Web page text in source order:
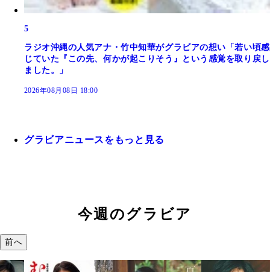
5
ラジオ沖縄の人気アナ・竹中知華がグラビアの想い「若い頃感
じていた『この先、何かが起こりそう』という感覚を取り戻し
ました。」
2026年08月08日 18:00
グラビアニュースをもっと見る
今週のグラビア
前へ